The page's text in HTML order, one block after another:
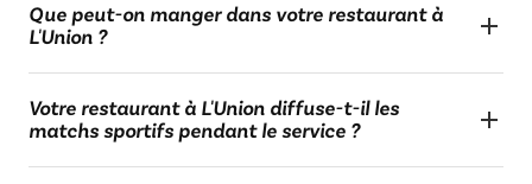
Que peut-on manger dans votre restaurant à
L'Union ?
Votre restaurant à L'Union diffuse-t-il les
matchs sportifs pendant le service ?